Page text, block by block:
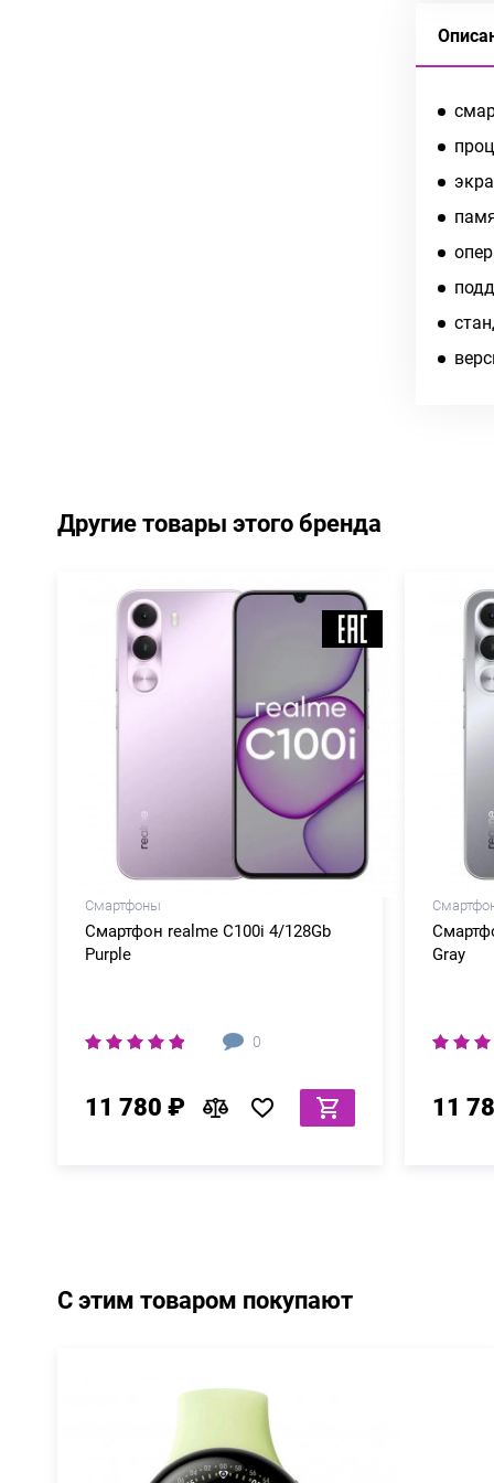
Другие товары этого бренда
Смартфоны
Смартфон realme C100i 4/128Gb
Purple
0
11 780 ₽
Gray
11
С этим товаром покупают